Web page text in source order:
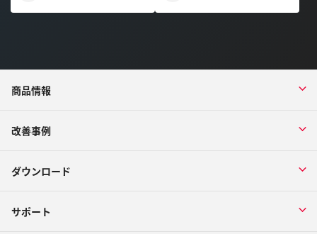
商品情報
改善事例
ダウンロード
サポート